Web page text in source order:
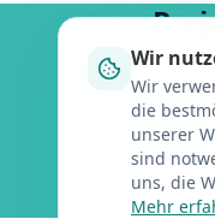
Lassen
Wir
Wir
die
unserer
sind
uns, die
Mehr